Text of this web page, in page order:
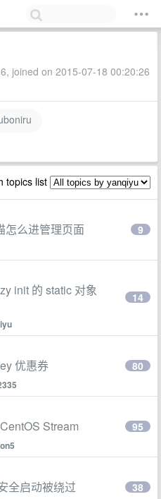
joined on 2015-07-18 00:20:26
topics list
怎么进管理页面 9
init 的 static 对象
14
优惠券 80
Stream 95
全启动被绕过 38